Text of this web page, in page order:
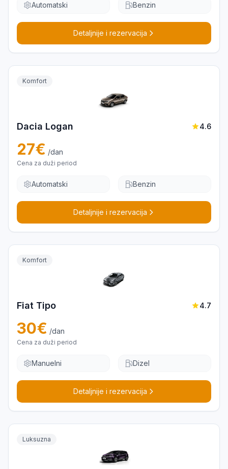
Automatski Benzin
Detaljnije i rezervacija
Komfort
Dacia Logan 4.6
27€ /dan
Cena za duži period
Automatski Benzin
Detaljnije i rezervacija
Komfort
Fiat Tipo 4.7
30€ /dan
Cena za duži period
Manuelni Dizel
Detaljnije i rezervacija
Luksuzna